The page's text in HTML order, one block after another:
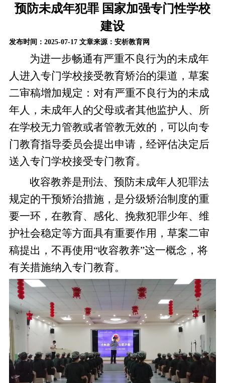
预防未成年犯罪 国家加强专门性学校
建设
发布时间：2025-07-17 文章来源：安析教育网
为进一步畅通有严重不良行为的未成年
人进入专门学校接受教育矫治的渠道，草案
二审稿增加规定：对有严重不良行为的未成
年人，未成年人的父母或者其他监护人、所
在学校无力管教或者管教无效的，可以向专
门教育指导委员会提出申请，经评估决定后
送入专门学校接受专门教育。
收容教养是刑法、预防未成年人犯罪法
规定的干预矫治措施，是分级矫治制度的重
要一环，在教育、感化、挽救犯罪少年、维
护社会稳定等方面具有重要作用，草案二审
稿提出，不再使用“收容教养”这一概念，将
有关措施纳入专门教育。